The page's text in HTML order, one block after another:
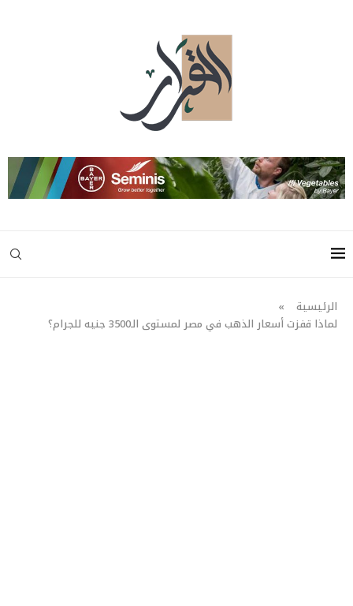
الرئيسية
»
لماذا قفزت أسعار الذهب في مصر لمستوى الـ3500 جنيه للجرام؟